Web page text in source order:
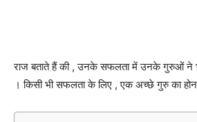
राज बताते हैं की , उनके सफलता में उनके गुरुओं ने
। किसी भी सफलता के लिए , एक अच्छे गुरु का